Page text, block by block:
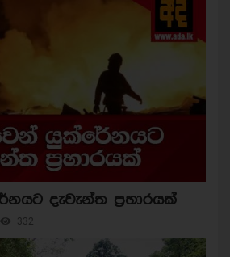
දැවැන්ත ප්‍රහාරයක්
332